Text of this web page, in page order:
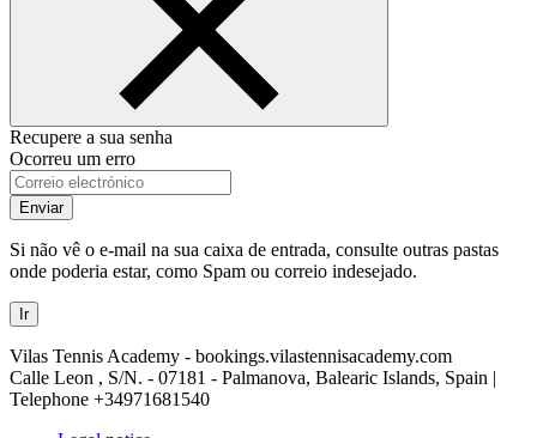
Recupere a sua senha
Ocorreu um erro
Enviar
Si não vê o e-mail na sua caixa de entrada, consulte outras pastas
onde poderia estar, como Spam ou correio indesejado.
Ir
Vilas Tennis Academy - bookings.vilastennisacademy.com
Calle Leon , S/N. - 07181 - Palmanova, Balearic Islands, Spain |
Telephone +34971681540